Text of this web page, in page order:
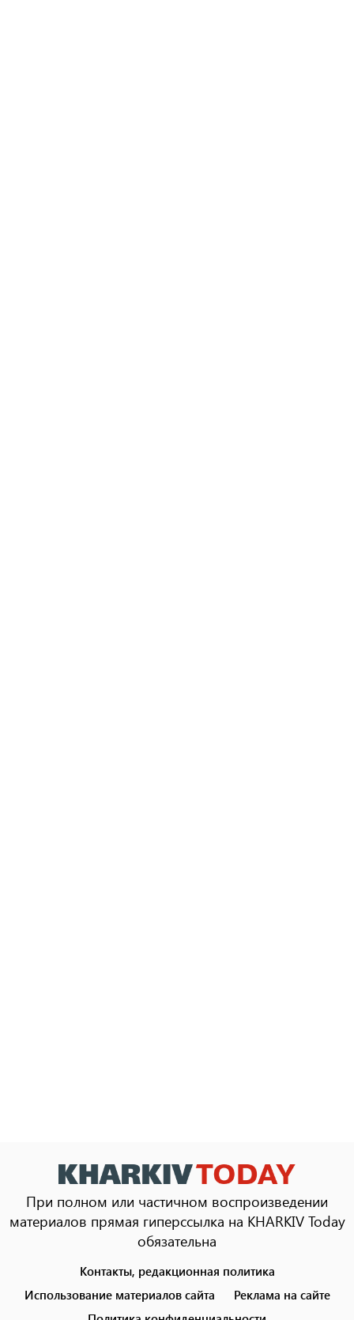
При полном или частичном воспроизведении
материалов прямая гиперссылка на KHARKIV Today
обязательна
menu
Контакты, редакционная политика
Использование материалов сайта
Реклама на сайте